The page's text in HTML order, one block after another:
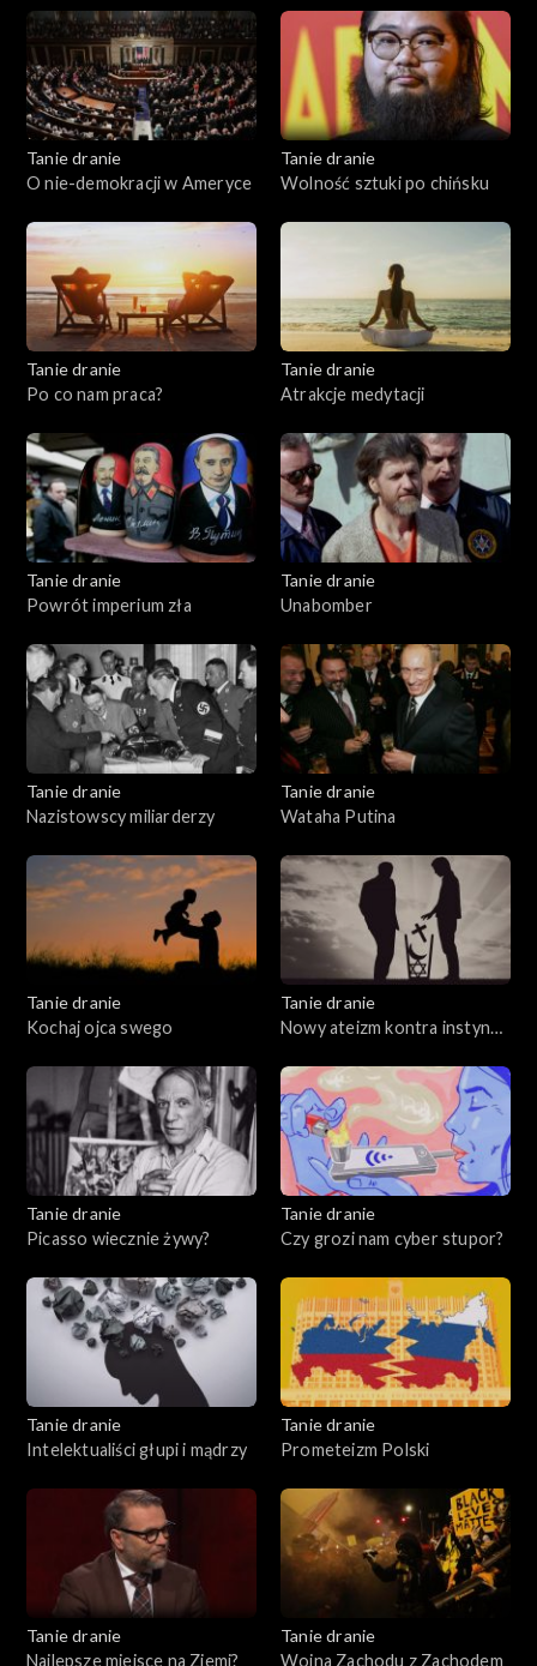
Tanie dranie
O nie-demokracji w Ameryce
Tanie dranie
Wolność sztuki po chińsku
Tanie dranie
Po co nam praca?
Tanie dranie
Atrakcje medytacji
Tanie dranie
Powrót imperium zła
Tanie dranie
Unabomber
Tanie dranie
Nazistowscy miliarderzy
Tanie dranie
Wataha Putina
Tanie dranie
Kochaj ojca swego
Tanie dranie
Nowy ateizm kontra instynkt
Tanie dranie
Picasso wiecznie żywy?
Tanie dranie
Czy grozi nam cyber stupor?
Tanie dranie
Intelektualiści głupi i mądrzy
Tanie dranie
Prometeizm Polski
Tanie dranie
Najlepsze miejsce na Ziemi?
Tanie dranie
Wojna Zachodu z Zachodem